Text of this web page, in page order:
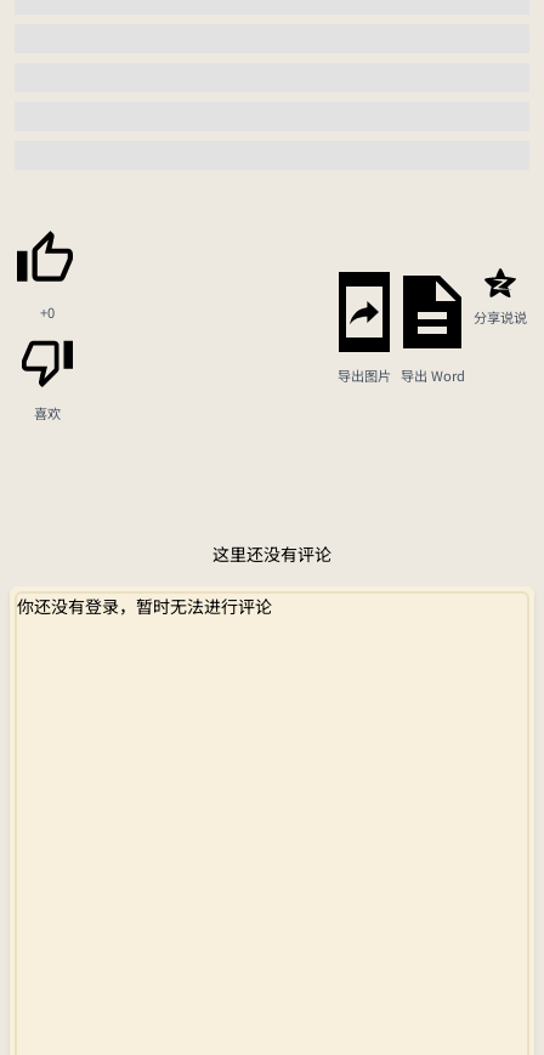
+0
喜欢
导出图片 导出 Word
分享说说
这里还没有评论
你还没有登录，暂时无法进行评论